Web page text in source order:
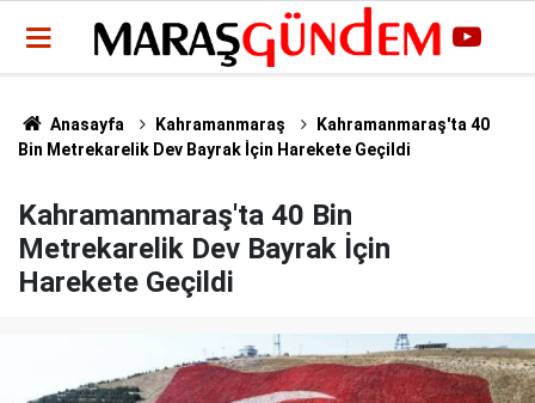
Anasayfa Kahramanmaraş
Kahramanmaraş'ta 40
Bin Metrekarelik Dev Bayrak İçin Harekete Geçildi
Kahramanmaraş'ta 40 Bin
Metrekarelik Dev Bayrak İçin
Harekete Geçildi